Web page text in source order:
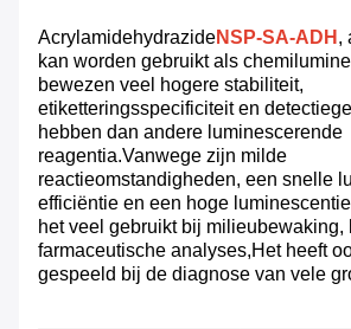
AcrylamidehydrazideNSP-SA-ADH ,
kan worden gebruikt als
bewezen veel hogere stabiliteit,
etiketteringsspecificiteit en
hebben dan andere luminescerende
reagentia.Vanwege zijn milde
reactieomstandigheden, een snelle
efficiëntie en een hoge
het veel gebruikt bij milieubewaking,
farmaceutische analyses,Het heeft
gespeeld bij de diagnose van vele